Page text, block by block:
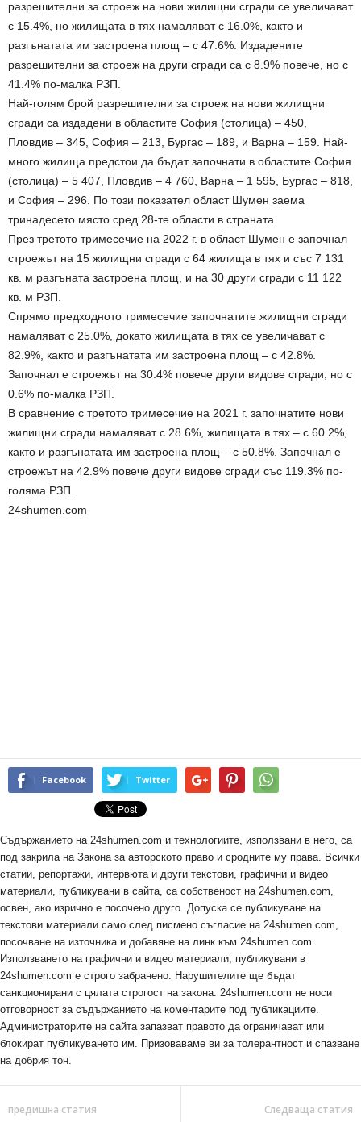
разрешителни за строеж на нови жилищни сгради се увеличават
с 15.4%, но жилищата в тях намаляват с 16.0%, както и
разгънатата им застроена площ – с 47.6%. Издадените
разрешителни за строеж на други сгради са с 8.9% повече, но с
41.4% по-малка РЗП.
Най-голям брой разрешителни за строеж на нови жилищни
сгради са издадени в областите София (столица) – 450,
Пловдив – 345, София – 213, Бургас – 189, и Варна – 159. Най-
много жилища предстои да бъдат започнати в областите София
(столица) – 5 407, Пловдив – 4 760, Варна – 1 595, Бургас – 818,
и София – 296. По този показател област Шумен заема
тринадесето място сред 28-те области в страната.
През третото тримесечие на 2022 г. в област Шумен е започнал
строежът на 15 жилищни сгради с 64 жилища в тях и със 7 131
кв. м разгъната застроена площ, и на 30 други сгради с 11 122
кв. м РЗП.
Спрямо предходното тримесечие започнатите жилищни сгради
намаляват с 25.0%, докато жилищата в тях се увеличават с
82.9%, както и разгънатата им застроена площ – с 42.8%.
Започнал е строежът на 30.4% повече други видове сгради, но с
0.6% по-малка РЗП.
В сравнение с третото тримесечие на 2021 г. започнатите нови
жилищни сгради намаляват с 28.6%, жилищата в тях – с 60.2%,
както и разгънатата им застроена площ – с 50.8%. Започнал е
строежът на 42.9% повече други видове сгради със 119.3% по-
голяма РЗП.
24shumen.com
Facebook Twitter
Съдържанието на 24shumen.com и технологиите, използвани в него, са
под закрила на Закона за авторското право и сродните му права. Всички
статии, репортажи, интервюта и други текстови, графични и видео
материали, публикувани в сайта, са собственост на 24shumen.com,
освен, ако изрично е посочено друго. Допуска се публикуване на
текстови материали само след писмено съгласие на 24shumen.com,
посочване на източника и добавяне на линк към 24shumen.com.
Използването на графични и видео материали, публикувани в
24shumen.com е строго забранено. Нарушителите ще бъдат
санкционирани с цялата строгост на закона. 24shumen.com не носи
отговорност за съдържанието на коментарите под публикациите.
Администраторите на сайта запазват правото да ограничават или
блокират публикуването им. Призоваваме ви за толерантност и спазване
на добрия тон.
предишна статия Следваща статия